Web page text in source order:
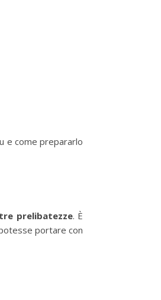
e come prepararlo
prelibatezze. È
portare con